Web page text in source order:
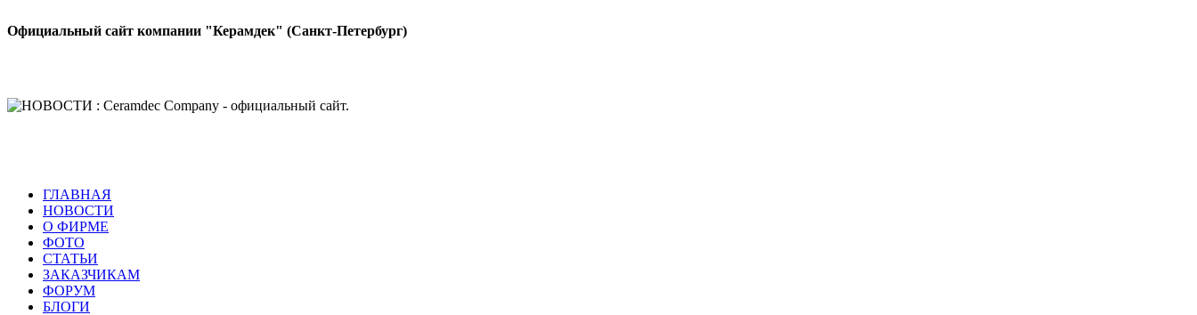
Официальный сайт компании "Керамдек" (Санкт-Петербург)
ГЛАВНАЯ
НОВОСТИ
О ФИРМЕ
ФОТО
СТАТЬИ
ЗАКАЗЧИКАМ
ФОРУМ
БЛОГИ